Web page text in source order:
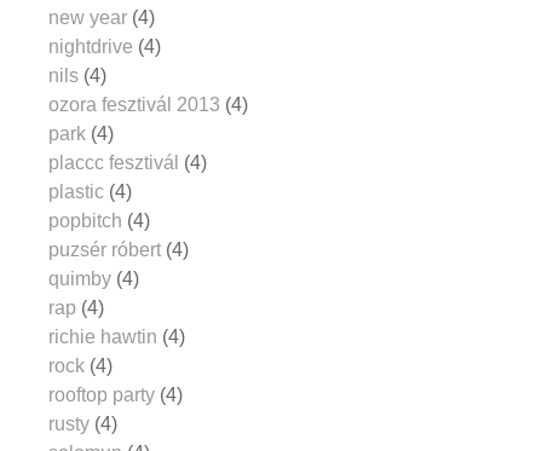
new year (4)
nightdrive (4)
nils (4)
ozora fesztivál 2013 (4)
park (4)
placcc fesztivál (4)
plastic (4)
popbitch (4)
puzsér róbert (4)
quimby (4)
rap (4)
richie hawtin (4)
rock (4)
rooftop party (4)
rusty (4)